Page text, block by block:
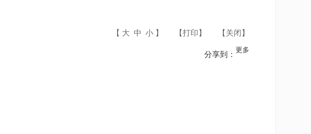
【 大 中 小 】 【打印 】 【 关闭 】
更多
分享到：